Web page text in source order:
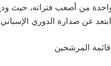
من أصعب فتراته، حيث
صدارة الدوري الإسباني بفارق 11 نقطة خلف
المرشحين